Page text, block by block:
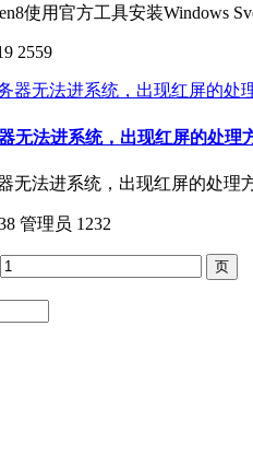
使用官方工具安装Windows
2559
无法进系统，出现红屏的处理
无法进系统，出现红屏的处理
管理员 1232